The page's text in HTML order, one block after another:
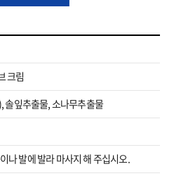
크림
솔잎추출물, 소나무추출물
나 발에 발라 마사지 해 주십시오.